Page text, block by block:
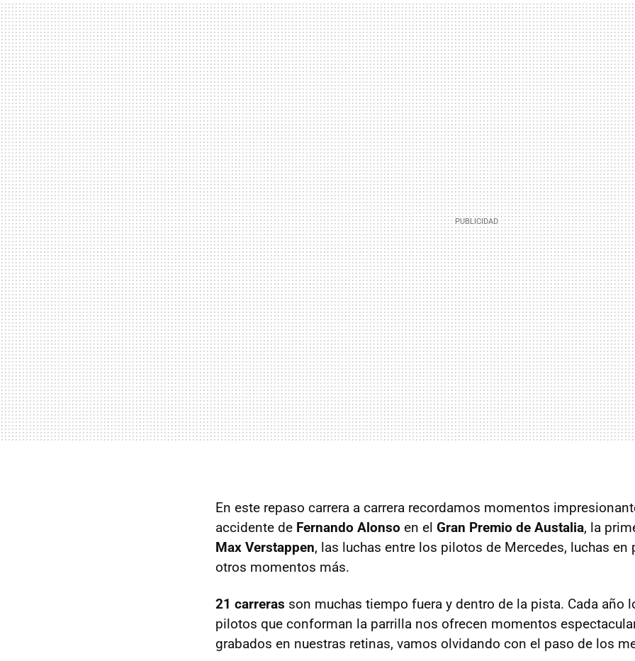
En este repaso carrera a carrera recordamos momentos
accidente de Fernando Alonso en el Gran Premio de Austalia, la
Max Verstappen, las luchas entre los pilotos de Mercedes, luchas en
otros momentos más.
21 carreras son muchas tiempo fuera y dentro de la pista. Cada año
pilotos que conforman la parrilla nos ofrecen momentos
grabados en nuestras retinas, vamos olvidando con el paso de los